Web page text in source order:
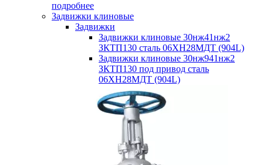
подробнее
Задвижки клиновые
Задвижки
Задвижки клиновые 30нж41нж2
ЗКТП130 сталь 06ХН28МДТ (904L)
Задвижки клиновые 30нж941нж2
ЗКТП130 под привод сталь
06ХН28МДТ (904L)